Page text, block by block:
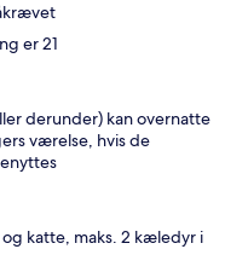
er 21
derunder) kan overnatte
værelse, hvis de
katte, maks. 2 kæledyr i